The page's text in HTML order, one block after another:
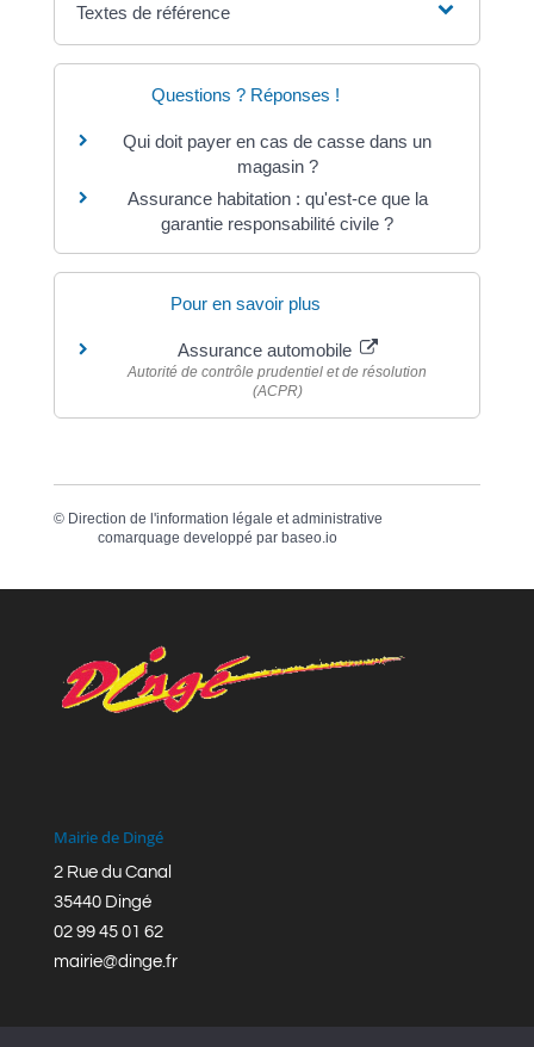
Textes de référence
Questions ? Réponses !
Qui doit payer en cas de casse dans un
magasin ?
Assurance habitation : qu'est-ce que la
garantie responsabilité civile ?
Pour en savoir plus
Assurance automobile
Autorité de contrôle prudentiel et de résolution
(ACPR)
© Direction de l'information légale et administrative
comarquage developpé par baseo.io
Mairie de Dingé
2 Rue du Canal
35440 Dingé
02 99 45 01 62
mairie@dinge.fr